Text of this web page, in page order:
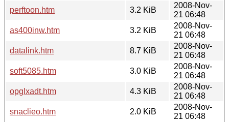
perftoon.htm
3.2 KiB
2008-Nov-
21 06:48
as400inw.htm
3.2 KiB
2008-Nov-
21 06:48
datalink.htm
8.7 KiB
2008-Nov-
21 06:48
soft5085.htm
3.0 KiB
2008-Nov-
21 06:48
opglxadt.htm
4.3 KiB
2008-Nov-
21 06:48
snaclieo.htm
2.0 KiB
2008-Nov-
21 06:48